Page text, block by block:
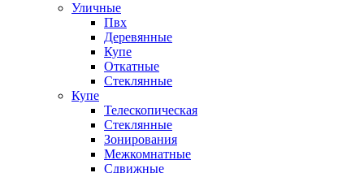
Уличные
Пвх
Деревянные
Купе
Откатные
Стеклянные
Купе
Телескопическая
Стеклянные
Зонирования
Межкомнатные
Сдвижные